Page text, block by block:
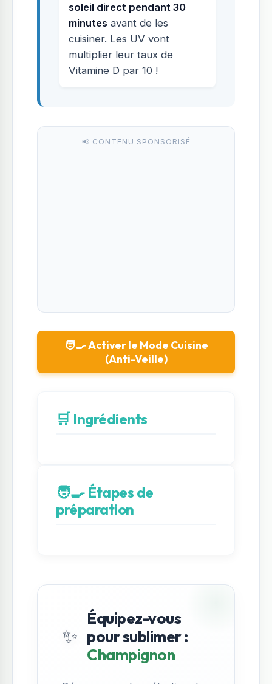
soleil direct pendant 30
minutes avant de les
cuisiner. Les UV vont
multiplier leur taux de
Vitamine D par 10 !
📢 CONTENU SPONSORISÉ
🧑‍🍳 Activer le Mode Cuisine
(Anti-Veille)
🛒 Ingrédients
🧑‍🍳 Étapes de
préparation
✨
Équipez-vous
pour sublimer :
Champignon